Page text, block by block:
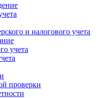
и налогового учета
учета
проверки